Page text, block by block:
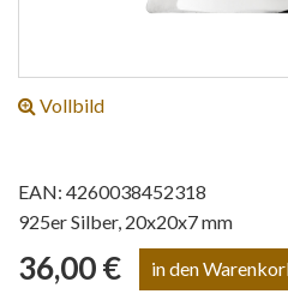
Vollbild
EAN: 4260038452318
925er Silber, 20x20x7 mm
36,00 €